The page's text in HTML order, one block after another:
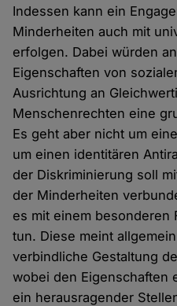
Indessen kann ein
Minderheiten auch mit
erfolgen. Dabei würden
Eigenschaften von
Ausrichtung an
Menschenrechten eine
Es geht aber nicht um
um einen identitären
der Diskriminierung soll
der Minderheiten
es mit einem besonderen
tun. Diese meint
verbindliche Gestaltung
wobei den Eigenschaften
ein herausragender